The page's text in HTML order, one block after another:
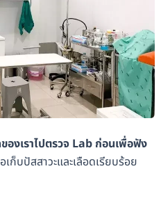
องเราไปตรวจ Lab ก่อนเพื่อฟัง
เก็บปัสสาวะและเลือดเรียบร้อย